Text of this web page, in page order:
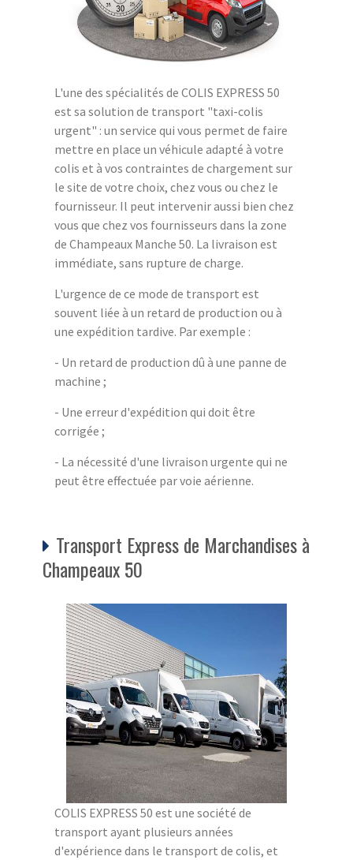
L'une des spécialités de COLIS EXPRESS 50
est sa solution de transport "taxi-colis
urgent" : un service qui vous permet de faire
mettre en place un véhicule adapté à votre
colis et à vos contraintes de chargement sur
le site de votre choix, chez vous ou chez le
fournisseur. Il peut intervenir aussi bien chez
vous que chez vos fournisseurs dans la zone
de Champeaux Manche 50. La livraison est
immédiate, sans rupture de charge.
L'urgence de ce mode de transport est
souvent liée à un retard de production ou à
une expédition tardive. Par exemple :
- Un retard de production dû à une panne de
machine ;
- Une erreur d'expédition qui doit être
corrigée ;
- La nécessité d'une livraison urgente qui ne
peut être effectuée par voie aérienne.
Transport Express de Marchandises à
Champeaux 50
COLIS EXPRESS 50 est une société de
transport ayant plusieurs années
d'expérience dans le transport de colis, et